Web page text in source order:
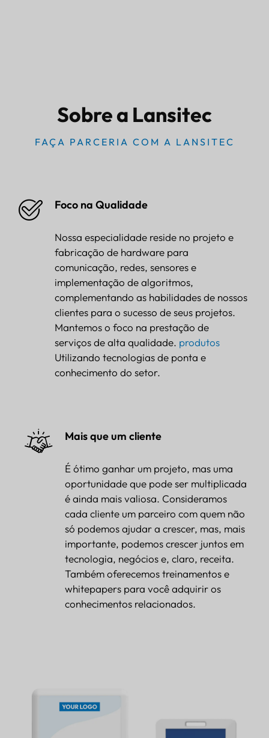
Sobre a Lansitec
FAÇA PARCERIA COM A LANSITEC
Foco na Qualidade
Nossa especialidade reside no projeto e
fabricação de hardware para
comunicação, redes, sensores e
implementação de algoritmos,
complementando as habilidades de nossos
clientes para o sucesso de seus projetos.
Mantemos o foco na prestação de
serviços de alta qualidade. produtos
Utilizando tecnologias de ponta e
conhecimento do setor.
Mais que um cliente
É ótimo ganhar um projeto, mas uma
oportunidade que pode ser multiplicada
é ainda mais valiosa. Consideramos
cada cliente um parceiro com quem não
só podemos ajudar a crescer, mas, mais
importante, podemos crescer juntos em
tecnologia, negócios e, claro, receita.
Também oferecemos treinamentos e
whitepapers para você adquirir os
conhecimentos relacionados.